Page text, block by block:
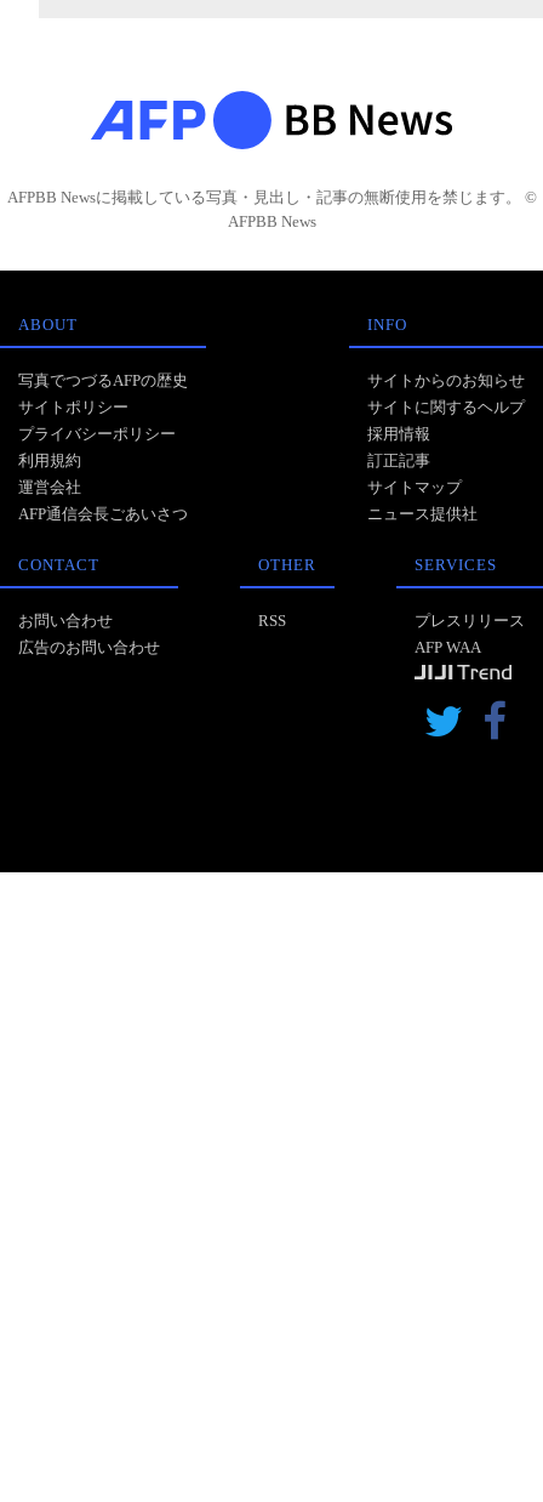
AFPBB Newsに掲載している写真・見出し・記事の無断使用を禁じます。 ©
AFPBB News
ABOUT
写真でつづるAFPの歴史
サイトポリシー
プライバシーポリシー
利用規約
運営会社
AFP通信会長ごあいさつ
INFO
サイトからのお知らせ
サイトに関するヘルプ
採用情報
訂正記事
サイトマップ
ニュース提供社
CONTACT
お問い合わせ
広告のお問い合わせ
OTHER
RSS
SERVICES
プレスリリース
AFP WAA